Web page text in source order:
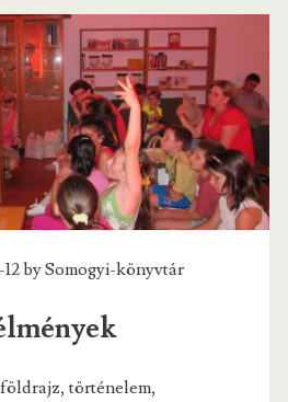
bySomogyi-könyvtár
történelem,